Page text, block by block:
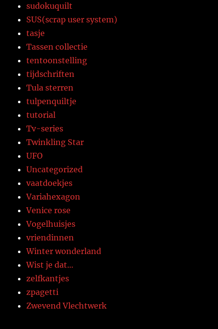
sudokuquilt
SUS(scrap user system)
tasje
Tassen collectie
tentoonstelling
tijdschriften
Tula sterren
tulpenquiltje
tutorial
Tv-series
Twinkling Star
UFO
Uncategorized
vaatdoekjes
Variahexagon
Venice rose
Vogelhuisjes
vriendinnen
Winter wonderland
Wist je dat…
zelfkantjes
zpagetti
Zwevend Vlechtwerk